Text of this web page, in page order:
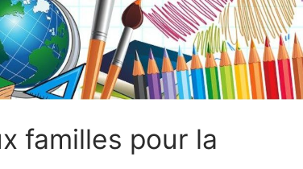
familles pour la